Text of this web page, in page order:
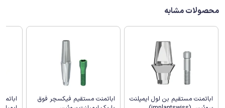
محصولات مشابه
اباتمنت مستقیم بن لول ایمپلنت
اباتمنت مستقیم فیکسچر فوق